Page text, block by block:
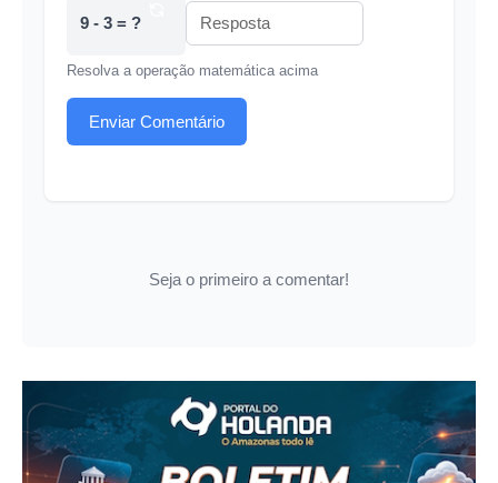
9 - 3 = ?
Resolva a operação matemática acima
Enviar Comentário
Seja o primeiro a comentar!